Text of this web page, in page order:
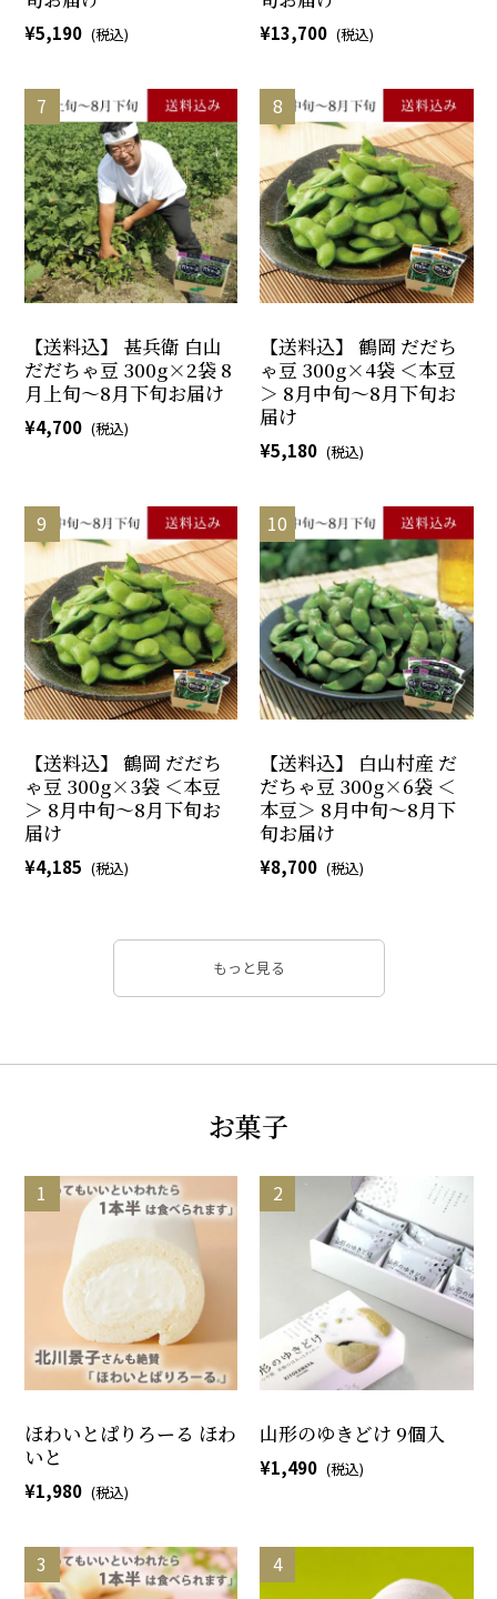
5,190 13,700
【送料込】 甚兵衛 白山
だだちゃ豆 300g×2袋 8
月上旬～8月下旬お届け
4,700
【送料込】 鶴岡 だだち
ゃ豆 300g×4袋 ＜本豆
＞ 8月中旬～8月下旬お
届け
5,180
【送料込】 鶴岡 だだち
ゃ豆 300g×3袋 ＜本豆
＞ 8月中旬～8月下旬お
届け
4,185
【送料込】 白山村産 だ
だちゃ豆 300g×6袋 ＜
本豆＞ 8月中旬～8月下
旬お届け
8,700
もっと見る
お菓子
ほわいとぱりろーる ほわ
いと
1,980
山形のゆきどけ 9個入
1,490